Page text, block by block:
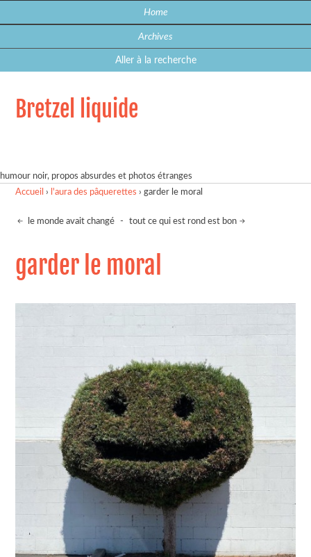
Home
Archives
Aller à la recherche
Bretzel liquide
humour noir, propos absurdes et photos étranges
Accueil › l'aura des pâquerettes ›garder le moral
le monde avait changé - tout ce qui est rond est bon
garder le moral